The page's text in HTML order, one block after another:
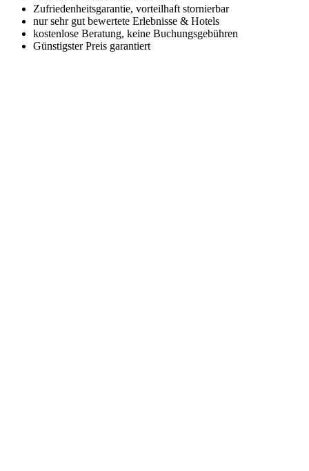
Zufriedenheitsgarantie, vorteilhaft stornierbar
nur sehr gut bewertete Erlebnisse & Hotels
kostenlose Beratung, keine Buchungsgebühren
Günstigster Preis garantiert